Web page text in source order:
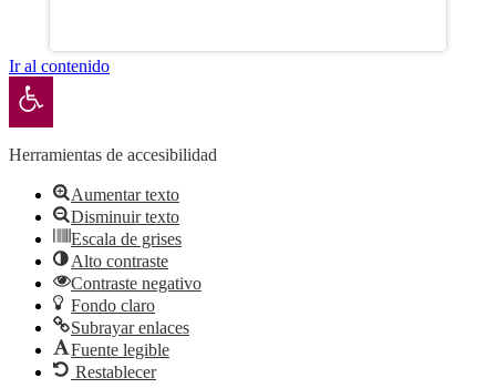
Ir al contenido
Abrir barra de herramientas
Herramientas de accesibilidad
Aumentar texto
Disminuir texto
Escala de grises
Alto contraste
Contraste negativo
Fondo claro
Subrayar enlaces
Fuente legible
Restablecer